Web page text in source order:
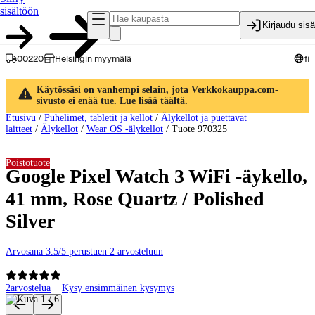
sisältöön
Kirjaudu
00220 Helsingin myymälä fi
Käytössäsi on vanhempi selain, jota Verkkokauppa.com-
sivusto ei enää tue. Lue lisää täältä.
Etusivu / Puhelimet, tabletit ja kellot / Älykellot ja puettavat
laitteet / Älykellot / Wear OS -älykellot / Tuote 970325
Google Pixel Watch 3 WiFi -äykello,
41 mm, Rose Quartz / Polished
Silver
Arvosana 3.5/5 perustuen 2 arvosteluun
2arvostelua Kysy ensimmäinen kysymys
Poistotuote